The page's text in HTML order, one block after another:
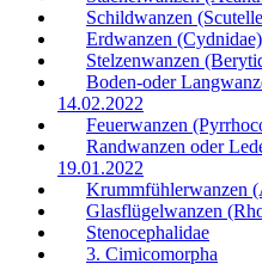
Schildwanzen
Erdwanzen
Stelzenwanzen
Boden-oder
14.02.2022
Feuerwanzen
Randwanzen oder
19.01.2022
Krummfühlerwanzen
Glasflügelwanzen
Stenocephalidae
3. Cimicomorpha